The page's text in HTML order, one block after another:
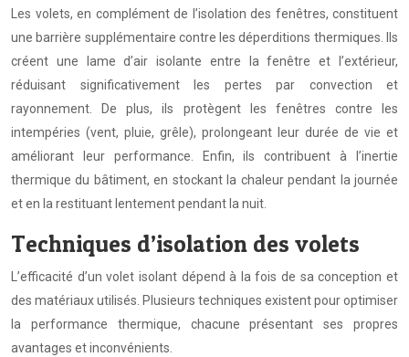
Les volets, en complément de l’isolation des fenêtres, constituent
une barrière supplémentaire contre les déperditions thermiques. Ils
créent une lame d’air isolante entre la fenêtre et l’extérieur,
réduisant significativement les pertes par convection et
rayonnement. De plus, ils protègent les fenêtres contre les
intempéries (vent, pluie, grêle), prolongeant leur durée de vie et
améliorant leur performance. Enfin, ils contribuent à l’inertie
thermique du bâtiment, en stockant la chaleur pendant la journée
et en la restituant lentement pendant la nuit.
Techniques d’isolation des volets
L’efficacité d’un volet isolant dépend à la fois de sa conception et
des matériaux utilisés. Plusieurs techniques existent pour optimiser
la performance thermique, chacune présentant ses propres
avantages et inconvénients.